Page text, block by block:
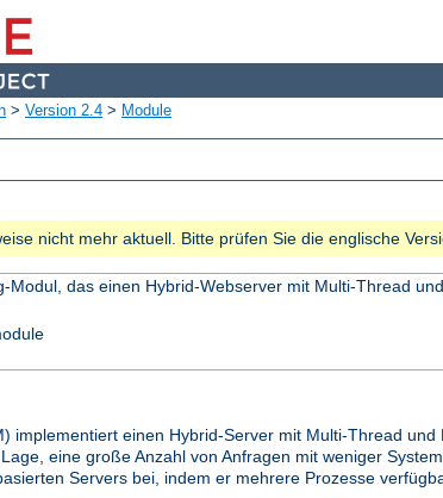
> Version 2.4 > Module
nicht mehr aktuell. Bitte prüfen Sie die englische
Modul, das einen Hybrid-Webserver mit Multi-Thread
implementiert einen Hybrid-Server mit Multi-Thread
eine große Anzahl von Anfragen mit weniger
Servers bei, indem er mehrere Prozesse